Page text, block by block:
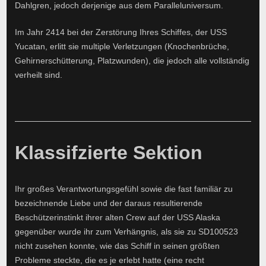
Dahlgren, jedoch derjenige aus dem Paralleluniversum.
Im Jahr 2414 bei der Zerstörung Ihres Schiffes, der USS
Yucatan, erlitt sie multiple Verletzungen (Knochenbrüche,
Gehirnerschütterung, Platzwunden), die jedoch alle vollständig
verheilt sind.
Klassifzierte Sektion
Ihr großes Verantwortungsgefühl sowie die fast familiär zu
bezeichnende Liebe und der daraus resultierende
Beschützerinstinkt ihrer alten Crew auf der USS Alaska
gegenüber wurde ihr zum Verhängnis, als sie zu SD100523
nicht zusehen konnte, wie das Schiff in seinen größten
Probleme steckte, die es je erlebt hatte (eine recht